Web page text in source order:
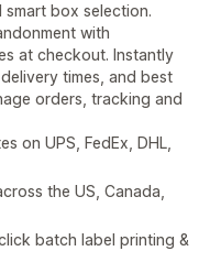
smart box selection.
with
at checkout. Instantly
times, and best
orders, tracking and
on UPS, FedEx, DHL,
the US, Canada,
batch label printing &